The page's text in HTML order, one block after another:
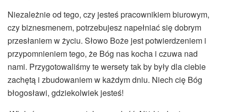
Niezależnie od tego, czy jesteś pracownikiem biurowym,
czy biznesmenem, potrzebujesz napełniać się dobrym
przesłaniem w życiu. Słowo Boże jest potwierdzeniem i
przypomnieniem tego, że Bóg nas kocha i czuwa nad
nami. Przygotowaliśmy te wersety tak by były dla ciebie
zachętą i zbudowaniem w każdym dniu. Niech cię Bóg
błogosławi, gdziekolwiek jesteś!